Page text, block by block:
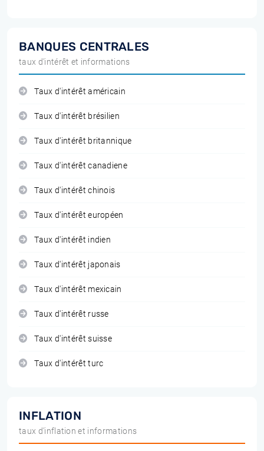
BANQUES CENTRALES
taux d'intérêt et informations
Taux d'intérêt américain
Taux d'intérêt brésilien
Taux d'intérêt britannique
Taux d'intérêt canadiene
Taux d'intérêt chinois
Taux d'intérêt européen
Taux d'intérêt indien
Taux d'intérêt japonais
Taux d'intérêt mexicain
Taux d'intérêt russe
Taux d'intérêt suisse
Taux d'intérêt turc
INFLATION
taux d'inflation et informations